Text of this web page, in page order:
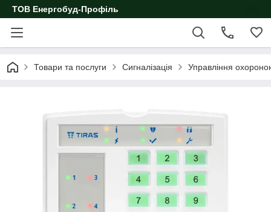
ТОВ Енергобуд-Профіль
Товари та послуги Сигналізація Управління